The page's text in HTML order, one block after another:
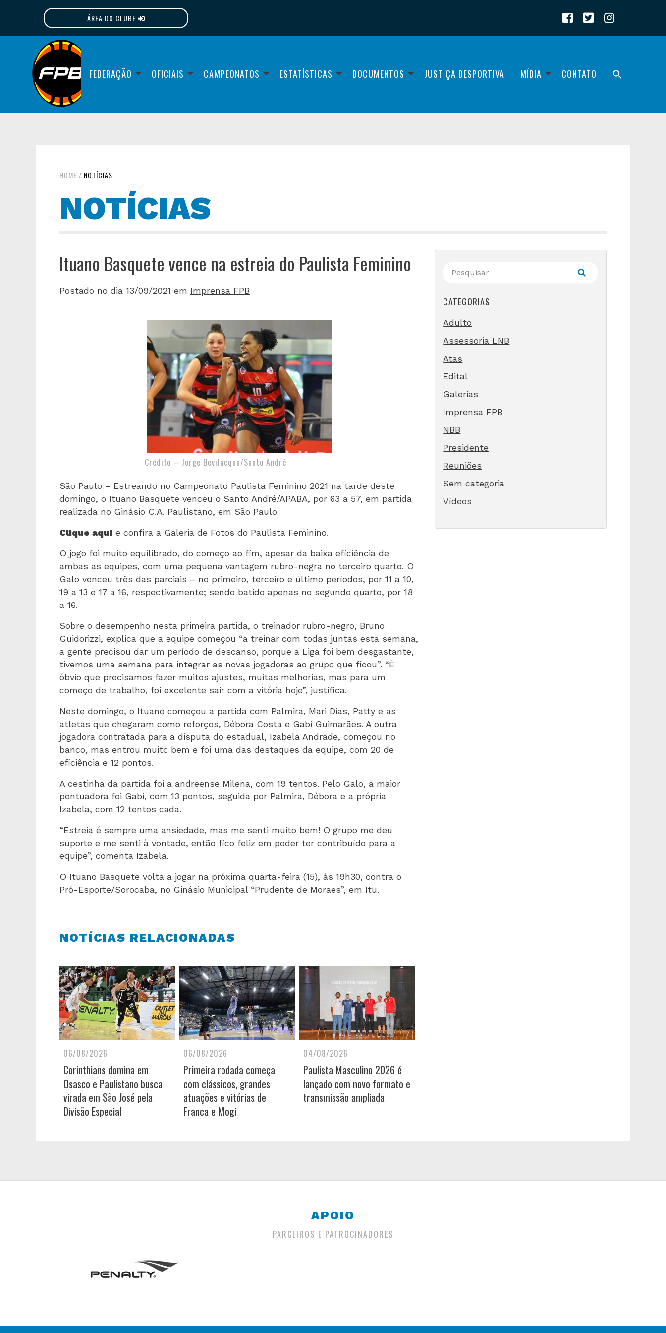
ÁREA DO CLUBE
FEDERAÇÃO OFICIAIS CAMPEONATOS ESTATÍSTICAS DOCUMENTOS JUSTIÇA DESPORTIVA MÍDIA CONTATO
HOME / NOTÍCIAS
NOTÍCIAS
Ituano Basquete vence na estreia do Paulista Feminino
Postado no dia 13/09/2021 em Imprensa FPB
Crédito – Jorge Bevilacqua/Santo André
São Paulo – Estreando no Campeonato Paulista Feminino 2021 na tarde deste
domingo, o Ituano Basquete venceu o Santo André/APABA, por 63 a 57, em partida
realizada no Ginásio C.A. Paulistano, em São Paulo.
Clique aqui e confira a Galeria de Fotos do Paulista Feminino.
O jogo foi muito equilibrado, do começo ao fim, apesar da baixa eficiência de
ambas as equipes, com uma pequena vantagem rubro-negra no terceiro quarto. O
Galo venceu três das parciais – no primeiro, terceiro e último períodos, por 11 a 10,
19 a 13 e 17 a 16, respectivamente; sendo batido apenas no segundo quarto, por 18
a 16.
Sobre o desempenho nesta primeira partida, o treinador rubro-negro, Bruno
Guidorizzi, explica que a equipe começou “a treinar com todas juntas esta semana,
a gente precisou dar um período de descanso, porque a Liga foi bem desgastante,
tivemos uma semana para integrar as novas jogadoras ao grupo que ficou”. “É
óbvio que precisamos fazer muitos ajustes, muitas melhorias, mas para um
começo de trabalho, foi excelente sair com a vitória hoje”, justifica.
Neste domingo, o Ituano começou a partida com Palmira, Mari Dias, Patty e as
atletas que chegaram como reforços, Débora Costa e Gabi Guimarães. A outra
jogadora contratada para a disputa do estadual, Izabela Andrade, começou no
banco, mas entrou muito bem e foi uma das destaques da equipe, com 20 de
eficiência e 12 pontos.
A cestinha da partida foi a andreense Milena, com 19 tentos. Pelo Galo, a maior
pontuadora foi Gabi, com 13 pontos, seguida por Palmira, Débora e a própria
Izabela, com 12 tentos cada.
“Estreia é sempre uma ansiedade, mas me senti muito bem! O grupo me deu
suporte e me senti à vontade, então fico feliz em poder ter contribuído para a
equipe”, comenta Izabela.
O Ituano Basquete volta a jogar na próxima quarta-feira (15), às 19h30, contra o
Pró-Esporte/Sorocaba, no Ginásio Municipal “Prudente de Moraes”, em Itu.
NOTÍCIAS RELACIONADAS
06/08/2026
Corinthians domina em
Osasco e Paulistano busca
virada em São José pela
Divisão Especial
06/08/2026
Primeira rodada começa
com clássicos, grandes
atuações e vitórias de
Franca e Mogi
04/08/2026
Paulista Masculino 2026 é
lançado com novo formato e
transmissão ampliada
CATEGORIAS
Adulto
Assessoria LNB
Atas
Edital
Galerias
Imprensa FPB
NBB
Presidente
Reuniões
Sem categoria
Vídeos
APOIO
PARCEIROS E PATROCINADORES